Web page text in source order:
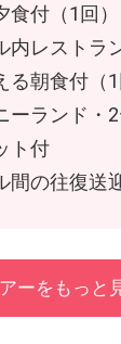
食付（1回）
内レストラ
る朝食付（1
ーランド・
ト付
間の往復送
ーをもっと